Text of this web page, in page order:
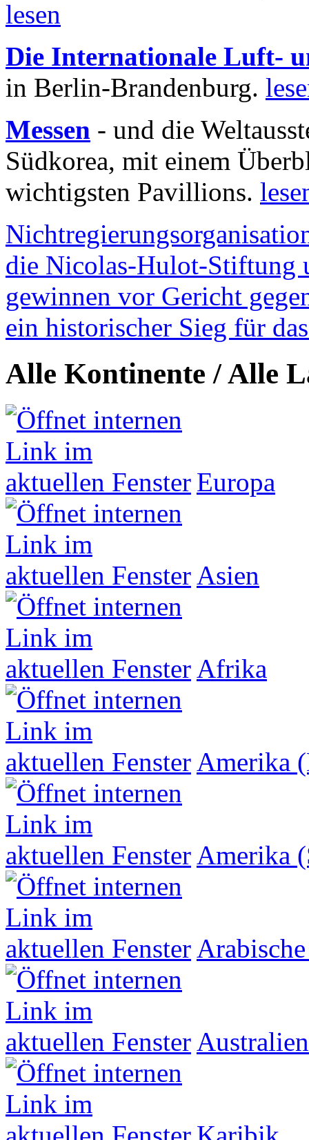
lesen
Die Internationale Luft-
in Berlin-Brandenburg.
Messen - und die
Südkorea, mit einem
wichtigsten Pavillions.
die Nicolas-Hulot-Stiftung
gewinnen vor Gericht
ein historischer Sieg für
Alle Kontinente / Alle
Europa
Asien
Afrika
Amerika
Amerika
Australien